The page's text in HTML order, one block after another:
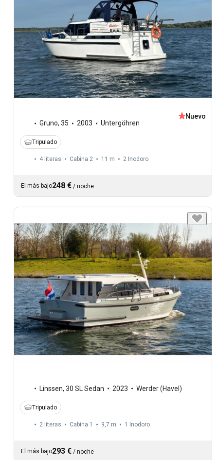
Gruno, 35 2003 Untergöhren
Nuevo
Tripulado
4 literas Cabina 2 11 m 2 Inodoro
El más bajo248 € / noche
Linssen, 30 SL Sedan 2023 Werder (Havel)
Tripulado
2 literas Cabina 1 9,7 m 1 Inodoro
El más bajo293 € / noche